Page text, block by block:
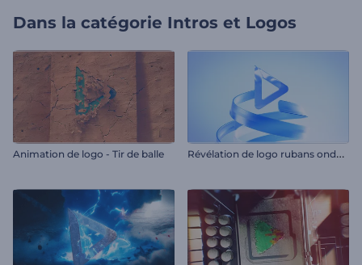
Dans la catégorie Intros et Logos
Animation de logo - Tir de balle R
évélation de logo rubans ondulés